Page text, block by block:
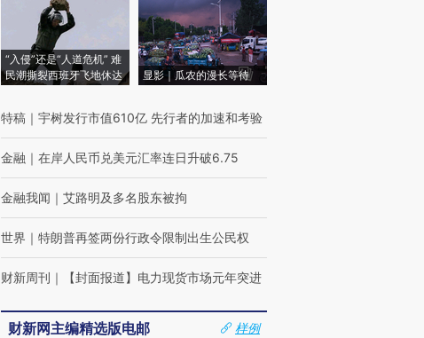
“入侵”还是“人道危机” 难
民潮撕裂西班牙飞地休达
显影｜瓜农的漫长等待
特稿 ｜ 宇树发行市值610亿 先行者的加速和考验
金融 ｜ 在岸人民币兑美元汇率连日升破6.75
金融我闻 ｜ 艾路明及多名股东被拘
世界 ｜ 特朗普再签两份行政令限制出生公民权
财新周刊 ｜ 【封面报道】电力现货市场元年突进
财新网主编精选版电邮
样例